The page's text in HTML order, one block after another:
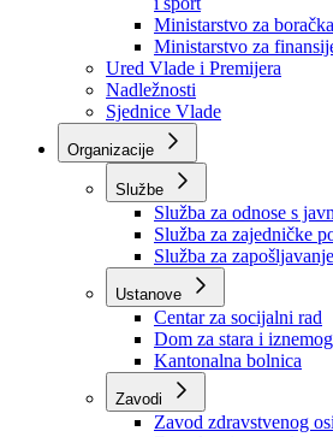
zaštitu okoline
Ministarstvo za
i sport
Ministarstvo za boračka
Ministarstvo za finansije
Ured Vlade i Premijera
Nadležnosti
Sjednice Vlade
Organizacije
Službe
Služba za odnose s
Služba za zajedničke
Služba za zapošljavanje
Ustanove
Centar za socijalni rad
Dom za stara i
Kantonalna bolnica